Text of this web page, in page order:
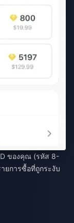
ของคุณ (รหัส 8-
ยการซื้อที่ถูกระงับ